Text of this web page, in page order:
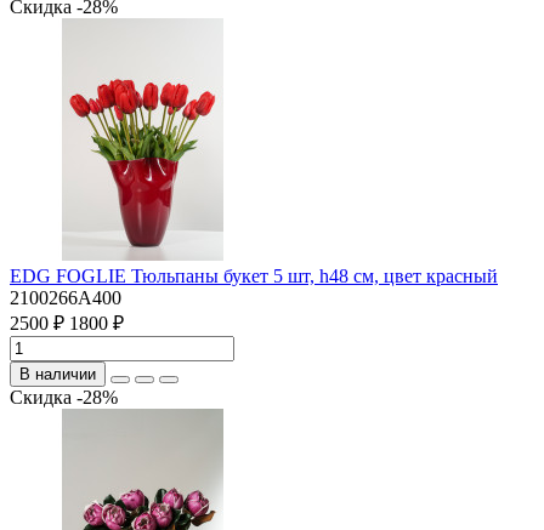
Скидка -28%
EDG FOGLIE Тюльпаны букет 5 шт, h48 см, цвет красный
2100266A400
2500 ₽ 1800 ₽
В наличии
Скидка -28%